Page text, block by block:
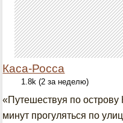
Каса-Росса
1.8k (2 за неделю)
«Путешествуя по острову
минут прогуляться по